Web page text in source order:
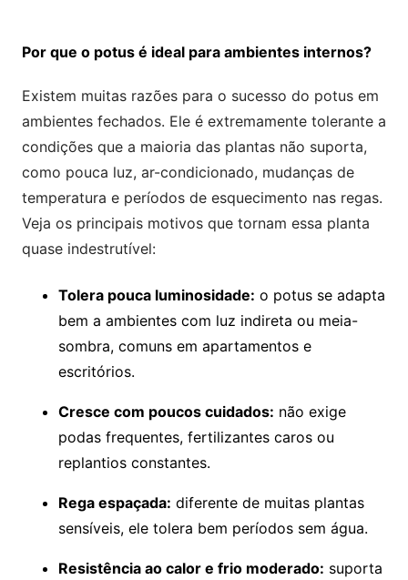
Por que o potus é ideal para ambientes internos?
Existem muitas razões para o sucesso do potus em
ambientes fechados. Ele é extremamente tolerante a
condições que a maioria das plantas não suporta,
como pouca luz, ar-condicionado, mudanças de
temperatura e períodos de esquecimento nas regas.
Veja os principais motivos que tornam essa planta
quase indestrutível:
Tolera pouca luminosidade: o potus se adapta
bem a ambientes com luz indireta ou meia-
sombra, comuns em apartamentos e
escritórios.
Cresce com poucos cuidados: não exige
podas frequentes, fertilizantes caros ou
replantios constantes.
Rega espaçada: diferente de muitas plantas
sensíveis, ele tolera bem períodos sem água.
Resistência ao calor e frio moderado: suporta